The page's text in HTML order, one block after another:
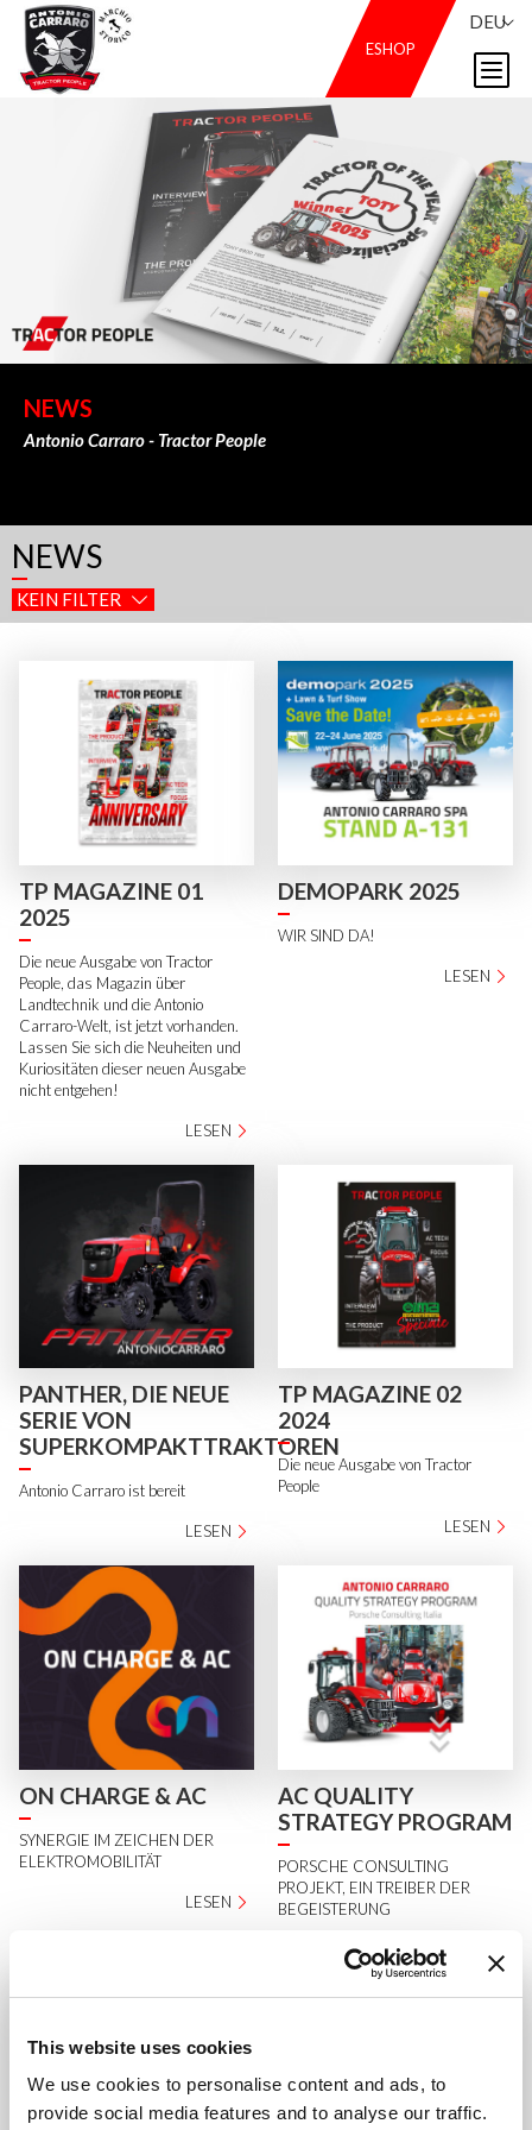
This website uses cookies
We use cookies to personalise content and ads, to
provide social media features and to analyse our traffic.
ESHOP
DEU
NEWS
Antonio Carraro - Tractor People
NEWS
KEIN FILTER
TP MAGAZINE 01
2025
Die neue Ausgabe von Tractor
People, das Magazin über
Landtechnik und die Antonio
Carraro-Welt, ist jetzt vorhanden.
Lassen Sie sich die Neuheiten und
Kuriositäten dieser neuen Ausgabe
nicht entgehen!
LESEN
DEMOPARK 2025
WIR SIND DA!
LESEN
PANTHER, DIE NEUE
SERIE VON
SUPERKOMPAKTTRAKTOREN
Antonio Carraro ist bereit
LESEN
TP MAGAZINE 02
2024
Die neue Ausgabe von Tractor
People
LESEN
ON CHARGE & AC
SYNERGIE IM ZEICHEN DER
ELEKTROMOBILITÄT
LESEN
AC QUALITY
STRATEGY PROGRAM
PORSCHE CONSULTING
PROJEKT, EIN TREIBER DER
BEGEISTERUNG
LESEN